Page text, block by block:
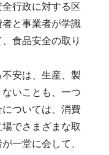
行政に対する区
と事業者が学識
食品安全の取り
安は、生産、製
いことも、一つ
ついては、消費
でさまざまな取
一堂に会して、